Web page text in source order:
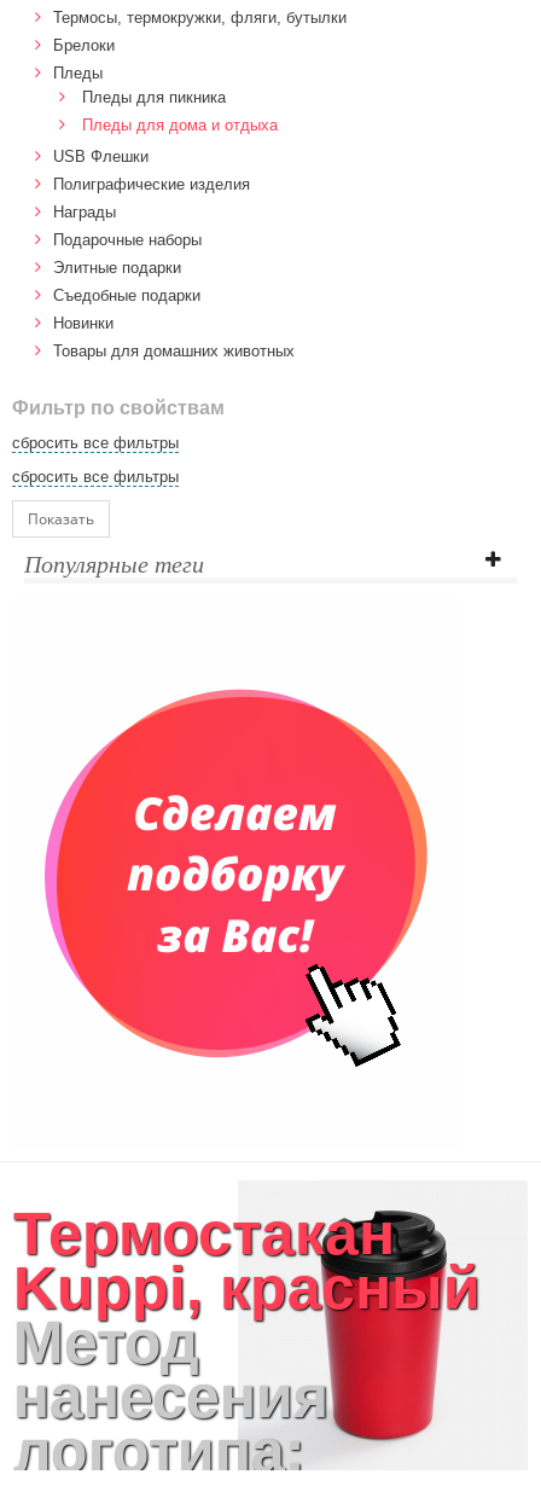
Термосы, термокружки, фляги, бутылки
Брелоки
Пледы
Пледы для пикника
Пледы для дома и отдыха
USB Флешки
Полиграфические изделия
Награды
Подарочные наборы
Элитные подарки
Cъедобные подарки
Новинки
Товары для домашних животных
Фильтр по свойствам
сбросить все фильтры
сбросить все фильтры
Показать
Популярные теги
Термостакан
Kuppi, красный
Метод
нанесения
логотипа: